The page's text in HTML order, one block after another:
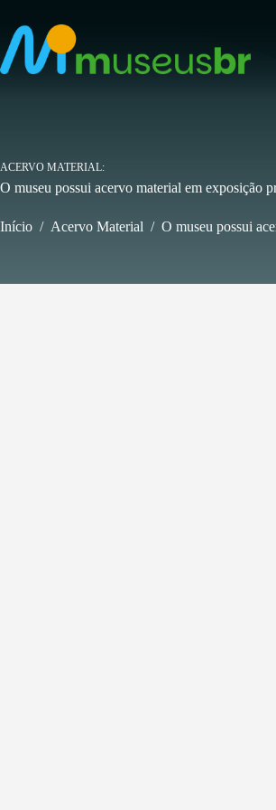
para
conteúdo
ACERVO MATERIAL
O museu possui acervo material em exposição
Início / Acervo Material / O museu possui